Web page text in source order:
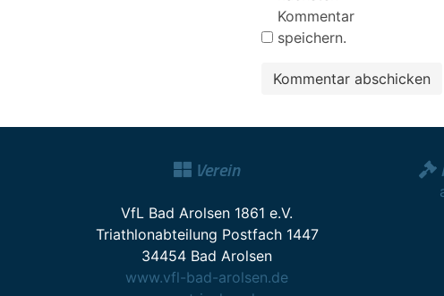
Kommentar
speichern.
Verein
VfL Bad Arolsen 1861 e.V.
Triathlonabteilung Postfach 1447
34454 Bad Arolsen
www.vfl-bad-arolsen.de